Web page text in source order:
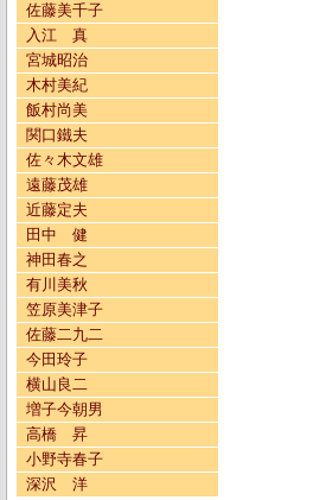
佐藤美千子
入江 真
宮城昭治
木村美紀
飯村尚美
関口鐵夫
佐々木文雄
遠藤茂雄
近藤定夫
田中 健
神田春之
有川美秋
笠原美津子
佐藤二九二
今田玲子
横山良二
増子今朝男
高橋 昇
小野寺春子
深沢 洋